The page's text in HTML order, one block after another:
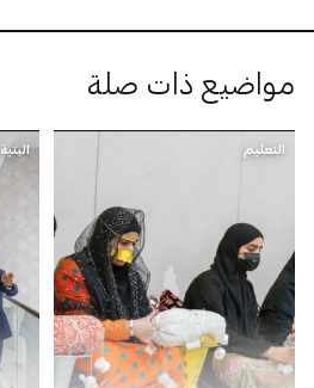
مواضيع ذات صلة
التعليم